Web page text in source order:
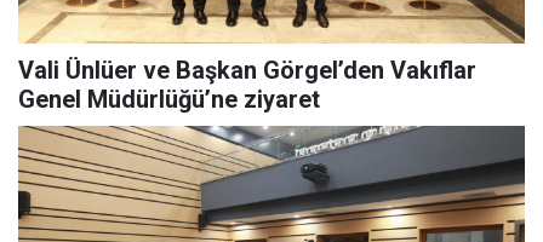
Vali Ünlüer ve Başkan Görgel’den Vakıflar
Genel Müdürlüğü’ne ziyaret